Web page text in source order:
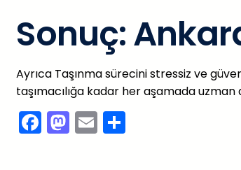
Sonuç:
Ayrıca Taşınma sürecini stressiz ve
taşımacılığa kadar her aşamada uzman
Facebook
Mastodon
Email